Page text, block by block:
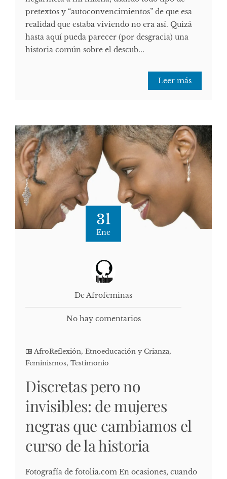
pretextos y “autoconvencimientos” de que esa
realidad que estaba viviendo no era así. Quizá
hasta aquí pueda parecer (por desgracia) una
historia común sobre el descub...
Leer más
31
Ene
De Afrofeminas
No hay comentarios
AfroReflexión, Etnoeducación y Crianza,
Feminismos, Testimonio
Discretas pero no
invisibles: de mujeres
negras que cambiamos el
curso de la historia
Fotografía de fotolia.com En ocasiones, cuando